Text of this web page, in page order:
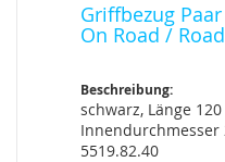
Griffbezug
On Road /
Beschreibung:
schwarz, Länge
Innendurchmesser
5519.82.40